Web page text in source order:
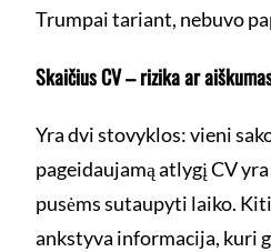
Trumpai tariant, nebuvo
Skaičius CV – rizika ar
Yra dvi stovyklos: vieni
pageidaujamą atlygį CV
pusėms sutaupyti laiko.
ankstyva informacija, kuri